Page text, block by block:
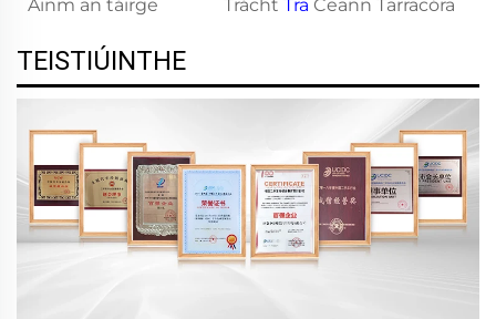
Ainm an táirge
Trácht Tra Ceann Tarracóra
TEISTIÚINTHE